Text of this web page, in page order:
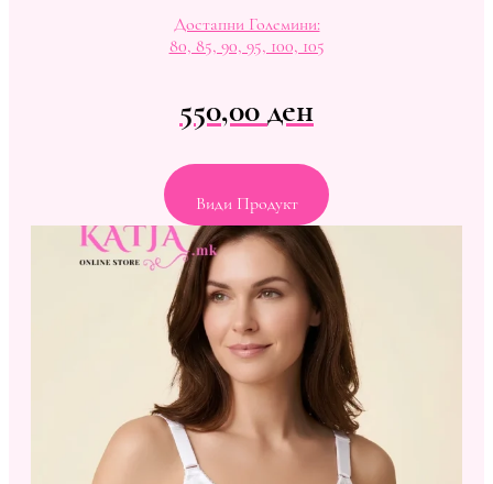
Достапни Големини:
80, 85, 90, 95, 100, 105
550,00ден
Види Продукт